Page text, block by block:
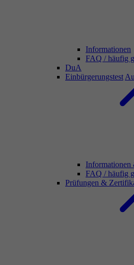
Informationen
FAQ / häufig
DuA
Einbürgerungstest
Informationen
FAQ / häufig
Prüfungen &